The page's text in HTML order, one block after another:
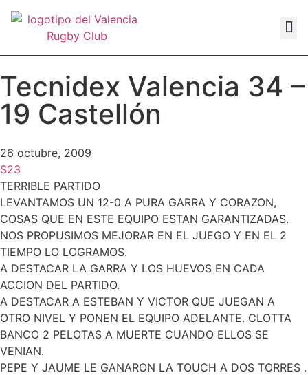
Tecnidex Valencia 34 –
19 Castellón
26 octubre, 2009
S23
TERRIBLE PARTIDO
LEVANTAMOS UN 12-0 A PURA GARRA Y CORAZON,
COSAS QUE EN ESTE EQUIPO ESTAN GARANTIZADAS.
NOS PROPUSIMOS MEJORAR EN EL JUEGO Y EN EL 2
TIEMPO LO LOGRAMOS.
A DESTACAR LA GARRA Y LOS HUEVOS EN CADA
ACCION DEL PARTIDO.
A DESTACAR A ESTEBAN Y VICTOR QUE JUEGAN A
OTRO NIVEL Y PONEN EL EQUIPO ADELANTE. CLOTTA
BANCO 2 PELOTAS A MUERTE CUANDO ELLOS SE
VENIAN.
PEPE Y JAUME LE GANARON LA TOUCH A DOS TORRES .